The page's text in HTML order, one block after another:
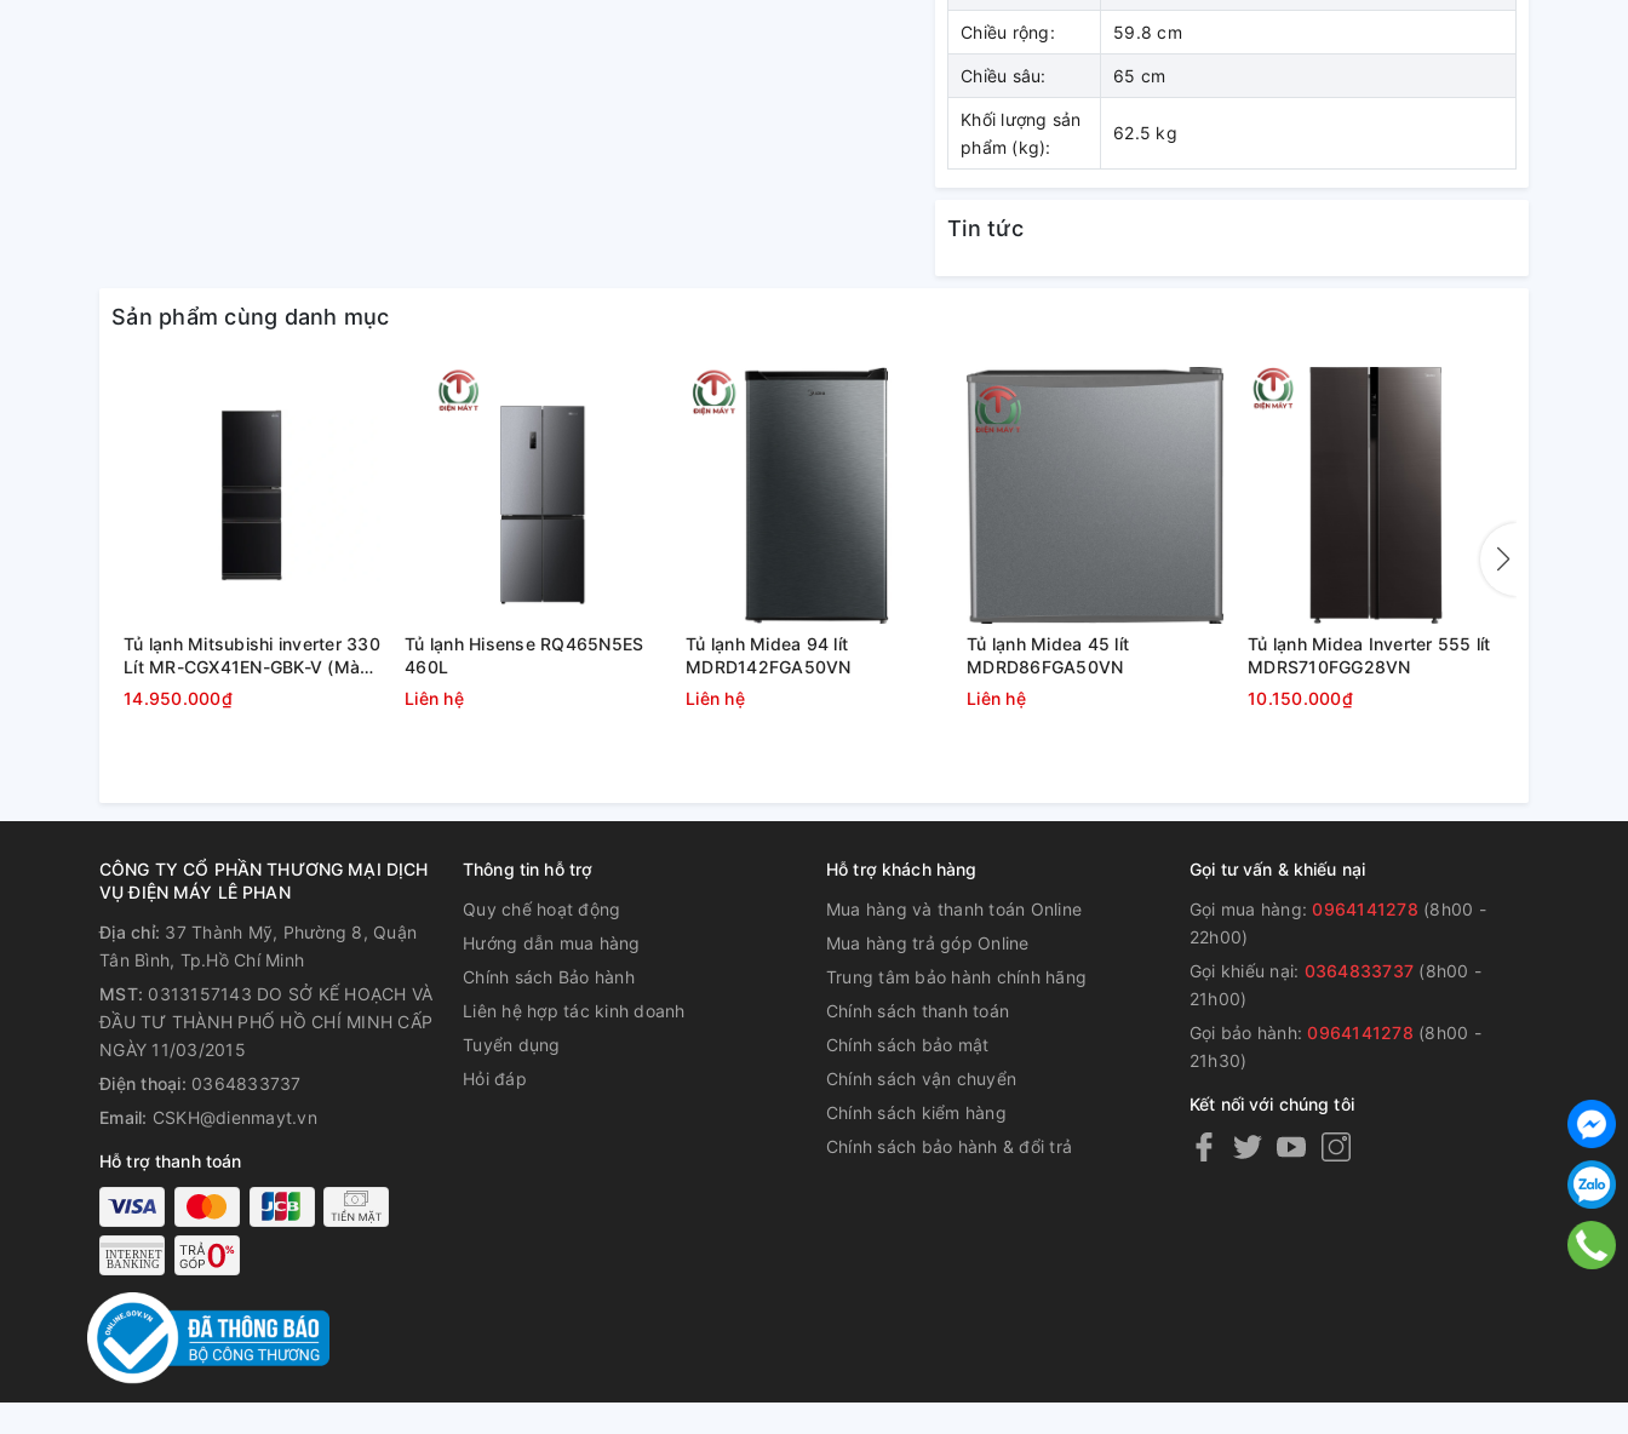
Với công nghệ NutriFresh Inverter, chiếc tủ lạnh Electrolux ngăn đá dưới góp phần duy trì nhiệt
độ lạnh ổn định mà vẫn mang lại hiệu quả tiết kiệm điện và vận hành êm ái trong suốt quá trình
Lấy nước bên ngoài tiện lợi với dung tích bình chứa 4 lít
Với thiết kế hộc lấy nước bên ngoài, bạn không cần phải mở cửa tủ lạnh Electrolux Inverter mà
vẫn có thể rót nước nhanh chóng, giúp bạn giải tan cơn khát dường như ngay lập tức. Không
những thế, dung tích bình chứa nước lớn đến tận 4 lít và dễ dàng vệ sinh khi bạn có nhu cầu làm
sạch bộ phận cấp nước.
Chiều rộng: 59.8 cm
Chiều sâu: 65 cm
Khối lượng sản
phẩm (kg):
62.5 kg
Tin tức
Sản phẩm cùng danh mục
Tủ lạnh Mitsubishi inverter 330
Lít MR-CGX41EN-GBK-V (Màu
đen)
14.950.000₫
Tủ lạnh Hisense RQ465N5ES
460L
Liên hệ
Tủ lạnh Midea 94 lít
MDRD142FGA50VN
Liên hệ
Tủ lạnh Midea 45 lít
MDRD86FGA50VN
Liên hệ
Tủ lạnh Midea Inverter 555 lít
MDRS710FGG28VN
10.150.000₫
CÔNG TY CỔ PHẦN THƯƠNG MẠI DỊCH
VỤ ĐIỆN MÁY LÊ PHAN
Địa chỉ: 37 Thành Mỹ, Phường 8, Quận
Tân Bình, Tp.Hồ Chí Minh
MST: 0313157143 DO SỞ KẾ HOẠCH VÀ
ĐẦU TƯ THÀNH PHỐ HỒ CHÍ MINH CẤP
NGÀY 11/03/2015
Điện thoại: 0364833737
Email: CSKH@dienmayt.vn
Hỗ trợ thanh toán
Thông tin hỗ trợ
Quy chế hoạt động
Hướng dẫn mua hàng
Chính sách Bảo hành
Liên hệ hợp tác kinh doanh
Tuyển dụng
Hỏi đáp
Hỗ trợ khách hàng
Mua hàng và thanh toán Online
Mua hàng trả góp Online
Trung tâm bảo hành chính hãng
Chính sách thanh toán
Chính sách bảo mật
Chính sách vận chuyển
Chính sách kiểm hàng
Chính sách bảo hành & đổi trả
Gọi tư vấn & khiếu nại
Gọi mua hàng:0964141278 (8h00 -
22h00)
Gọi khiếu nại: 0364833737 (8h00 -
21h00)
Gọi bảo hành:0964141278 (8h00 -
21h30)
Kết nối với chúng tôi